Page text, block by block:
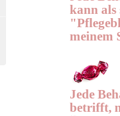
kann als
meinem
Jede
betrifft,